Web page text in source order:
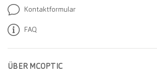
ÜBER MCOPTIC
Kontaktformular
FAQ